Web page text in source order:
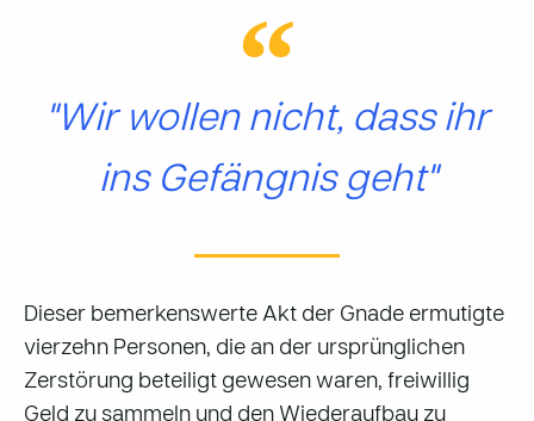
"Wir wollen nicht, dass ihr
ins Gefängnis geht"
Dieser bemerkenswerte Akt der Gnade ermutigte
vierzehn Personen, die an der ursprünglichen
Zerstörung beteiligt gewesen waren, freiwillig
Geld zu sammeln und den Wiederaufbau zu